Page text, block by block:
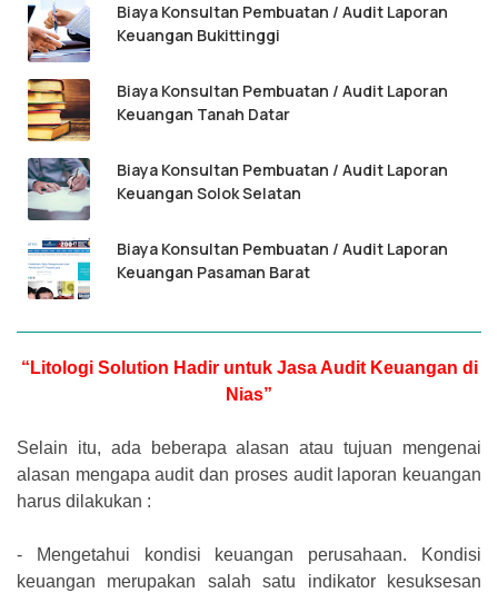
Biaya Konsultan Pembuatan / Audit Laporan
Keuangan Bukittinggi
Biaya Konsultan Pembuatan / Audit Laporan
Keuangan Tanah Datar
Biaya Konsultan Pembuatan / Audit Laporan
Keuangan Solok Selatan
Biaya Konsultan Pembuatan / Audit Laporan
Keuangan Pasaman Barat
“Litologi Solution Hadir untuk Jasa Audit Keuangan di
Nias”
Selain itu, ada beberapa alasan atau tujuan mengenai
alasan mengapa audit dan proses audit laporan keuangan
harus dilakukan :
-
Mengetahui kondisi keuangan perusahaan. Kondisi
keuangan merupakan salah satu indikator kesuksesan